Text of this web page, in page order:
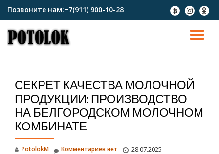
содержимому
Позвоните нам:+7(911) 900-10-28
fa-
btc
fa-
instagram
fa-
СЕКРЕТ КАЧЕСТВА МОЛОЧНОЙ
ПРОДУКЦИИ: ПРОИЗВОДСТВО
НА БЕЛГОРОДСКОМ МОЛОЧНОМ
КОМБИНАТЕ
PotolokM 28.07.2025
Комментариев нет